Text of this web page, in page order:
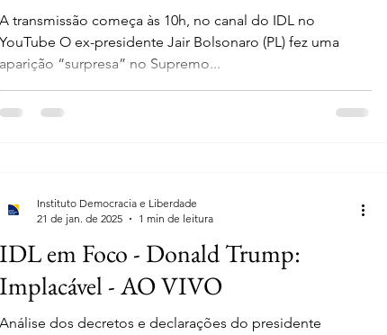
A transmissão começa às 10h, no canal do IDL no
YouTube O ex-presidente Jair Bolsonaro (PL) fez uma
aparição “surpresa” no Supremo...
IDL em Foco - Donald Trump:
Implacável - AO VIVO
Análise dos decretos e declarações do presidente
Instituto Democracia e Liberdade
21 de jan. de 2025
1 min de leitura